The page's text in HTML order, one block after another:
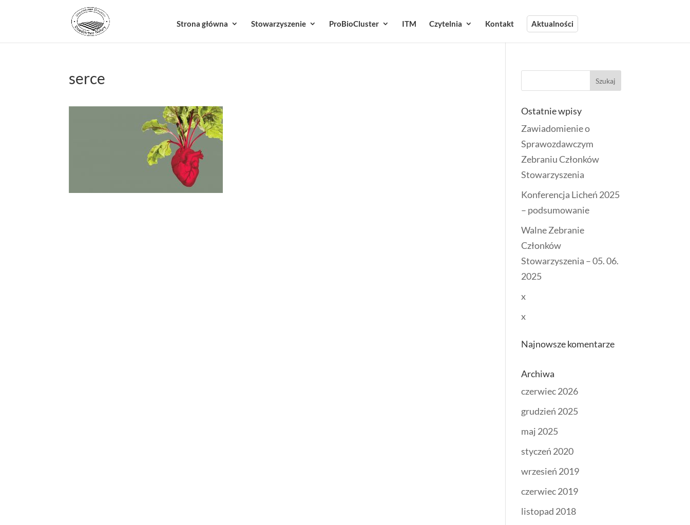
Strona główna Stowarzyszenie ProBioCluster ITM Czytelnia Kontakt Aktualności
serce
Ostatnie wpisy
Zawiadomienie o
Sprawozdawczym
Zebraniu Członków
Stowarzyszenia
Konferencja Licheń 2025
– podsumowanie
Walne Zebranie
Członków
Stowarzyszenia – 05. 06.
2025
x
x
Najnowsze komentarze
Archiwa
czerwiec 2026
grudzień 2025
maj 2025
styczeń 2020
wrzesień 2019
czerwiec 2019
listopad 2018